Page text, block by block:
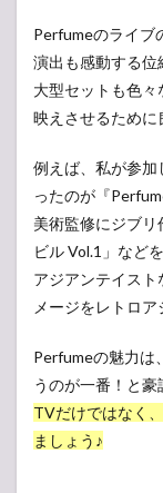
Perfumeのライブ
演出も感動する位
大型セットも色
映えさせるために
例えば、私が参
ったのが『
美術監修にジブリ
ビル Vol.1」など
アジアンテイス
メージをレトロ
Perfumeの魅力は
うのが一番！と豪
TVだけではなく
ましょう♪